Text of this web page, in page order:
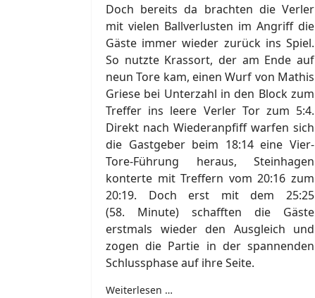
Doch bereits da brachten die Verler
mit vielen Ballverlusten im Angriff die
Gäste immer wieder zurück ins Spiel.
So nutzte Krassort, der am Ende auf
neun Tore kam, einen Wurf von Mathis
Griese bei Unterzahl in den Block zum
Treffer ins leere Verler Tor zum 5:4.
Direkt nach Wiederanpfiff warfen sich
die Gastgeber beim 18:14 eine Vier-
Tore-Führung heraus, Steinhagen
konterte mit Treffern vom 20:16 zum
20:19. Doch erst mit dem 25:25
(58. Minute) schafften die Gäste
erstmals wieder den Ausgleich und
zogen die Partie in der spannenden
Schlussphase auf ihre Seite.
Weiterlesen …